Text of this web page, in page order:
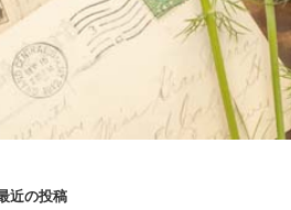
近の投稿